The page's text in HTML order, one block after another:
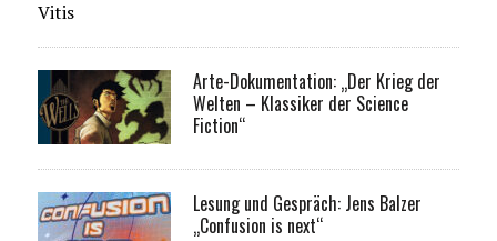
Vitis
Arte-Dokumentation: „Der Krieg der
Welten – Klassiker der Science
Fiction“
Lesung und Gespräch: Jens Balzer
„Confusion is next“